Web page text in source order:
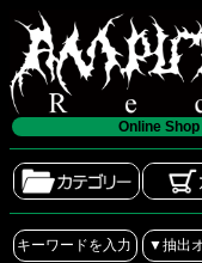
Online Shop